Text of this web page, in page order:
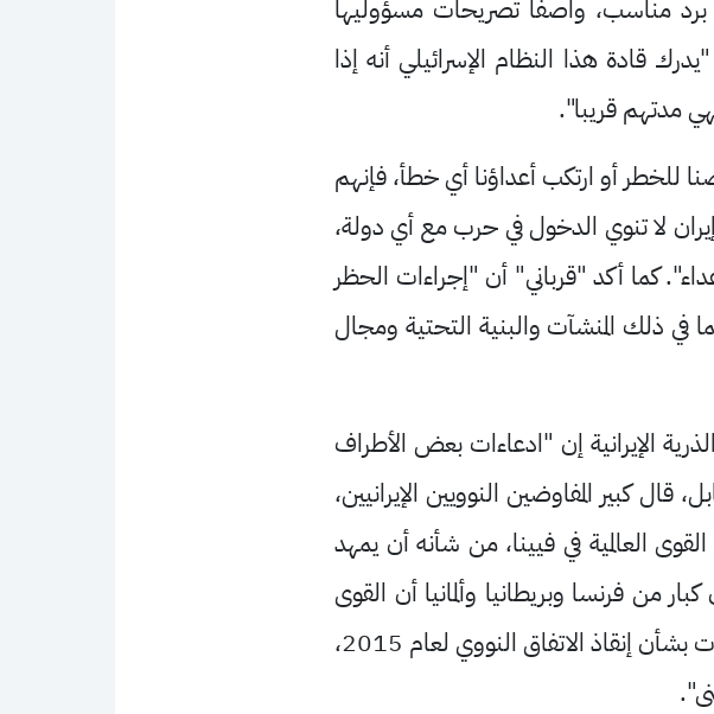
برد مناسب، واصفًا تصريحات مسؤوليها
قادة هذا النظام الإسرائيلي أنه إذا
مدتهم قريبا".
للخطر أو ارتكب أعداؤنا أي خطأ، فإنهم
لا تنوي الدخول في حرب مع أي دولة،
كما أكد "قرباني" أن "إجراءات الحظر
في ذلك المنشآت والبنية التحتية ومجال
الإيرانية إن "ادعاءات بعض الأطراف
كبير المفاوضين النوويين الإيرانيين،
العالمية في فيينا، من شأنه أن يمهد
من فرنسا وبريطانيا وألمانيا أن القوى
الغربية لم تجر حتى الآن مفاوضات حقيقية مع إيران، في المحادثات بشأن إنقاذ الاتفاق النووي لعام 2015،